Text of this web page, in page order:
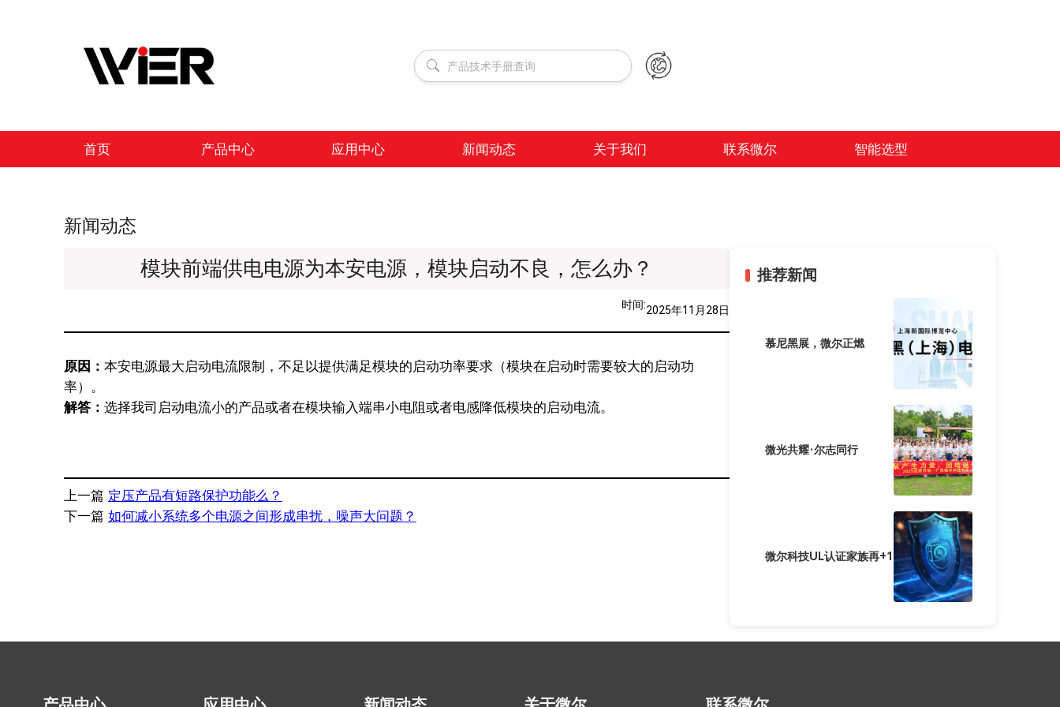
首页 产品中心 应用中心 新闻动态 关于我们 联系微尔 智能选型
新闻动态
模块前端供电电源为本安电源，模块启动不良，怎么办？
时间:2025年11月28日
原因： 本安电源最大启动电流限制，不足以提供满足模块的启动功率要求（模块在启动时需要较大的启动功
率）。
解答： 选择我司启动电流小的产品或者在模块输入端串小电阻或者电感降低模块的启动电流。
上一篇 定压产品有短路保护功能么？
下一篇 如何减小系统多个电源之间形成串扰，噪声大问题？
推荐新闻
慕尼黑展，微尔正燃
微光共耀·尔志同行
微尔科技UL认证家族再+1